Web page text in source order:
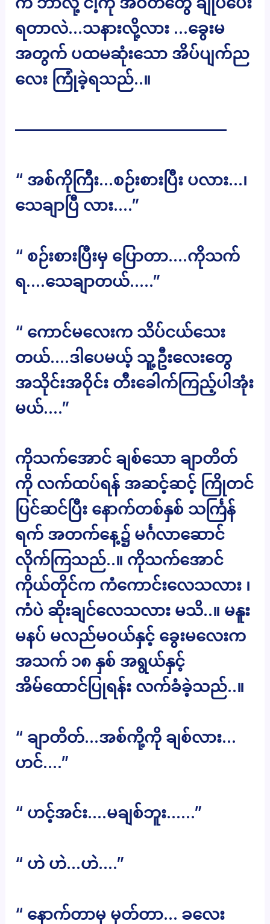
ရတာလဲ…သနားလို့လား …ခွေးမ
အတွက် ပထမဆုံးသော အိပ်ပျက်ည
လေး ကြုံခဲ့ရသည်..။
—————————————–
“ အစ်ကိုကြီး…စဉ်းစားပြီး ပလား…၊
သေချာပြီ လား….”
“ စဉ်းစားပြီးမှ ပြောတာ….ကိုသက်
ရ….သေချာတယ်…..”
“ ကောင်မလေးက သိပ်ငယ်သေး
တယ်….ဒါပေမယ့် သူ့ဦးလေးတွေ
အသိုင်းအဝိုင်း တီးခေါက်ကြည့်ပါအုံး
မယ်….”
ကိုသက်အောင် ချစ်သော ချာတိတ်
ကို လက်ထပ်ရန် အဆင့်ဆင့် ကြိုတင်
ပြင်ဆင်ပြီး နောက်တစ်နှစ် သင်္ကြန်
ရက် အတက်နေ့၌ မင်္ဂလာဆောင်
လိုက်ကြသည်..။ ကိုသက်အောင်
ကိုယ်တိုင်က ကံကောင်းလေသလား ၊
ကံပဲ ဆိုးချင်လေသလား မသိ..။ မနူး
မနပ် မလည်မဝယ်နှင့် ခွေးမလေးက
အသက် ၁၈ နှစ် အရွယ်နှင့်
အိမ်ထောင်ပြုရန်း လက်ခံခဲ့သည်..။
“ ချာတိတ်…အစ်ကို့ကို ချစ်လား…
ဟင်….”
“ ဟင့်အင်း….မချစ်ဘူး……”
“ ဟဲ ဟဲ…ဟဲ….”
“ နောက်တာမှ မုတ်တာ… ခလေး